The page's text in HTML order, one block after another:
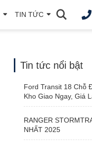
TIN TỨC
Tin tức nổi bật
Ford Transit 18 Chỗ
Kho Giao Ngay, Giá
RANGER
NHẤT 2025